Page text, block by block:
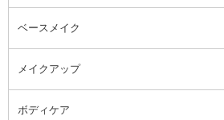
スキンケア・基礎化粧品全て
洗顔料
美容液
ベースメイク
ベースメイク全て
BBクリーム
メイクアップ
メイクアップ全て
ボディケア